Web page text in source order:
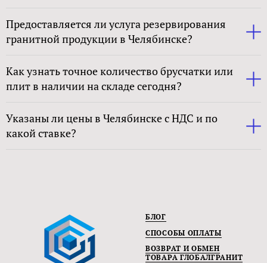
Предоставляется ли услуга резервирования
гранитной продукции в Челябинске?
Как узнать точное количество брусчатки или
плит в наличии на складе сегодня?
Указаны ли цены в Челябинске с НДС и по
какой ставке?
БЛОГ
СПОСОБЫ ОПЛАТЫ
ВОЗВРАТ И ОБМЕН
ТОВАРА ГЛОБАЛГРАНИТ